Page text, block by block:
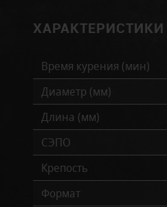
ХАРАКТЕРИСТИКИ
Время курения (мин)
Диаметр (мм)
Длина (мм)
СЭПО
Крепость
Формат